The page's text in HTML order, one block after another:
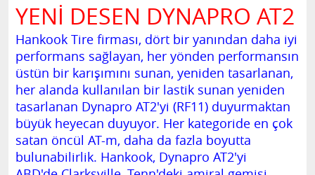
YENİ DESEN DYNAPRO AT2
Hankook Tire firması, dört bir yanından daha iyi
performans sağlayan, her yönden performansın
üstün bir karışımını sunan, yeniden tasarlanan,
her alanda kullanılan bir lastik sunan yeniden
tasarlanan Dynapro AT2'yi (RF11) duyurmaktan
büyük heyecan duyuyor. Her kategoride en çok
satan öncül AT-m, daha da fazla boyutta
bulunabilirlik. Hankook, Dynapro AT2'yi